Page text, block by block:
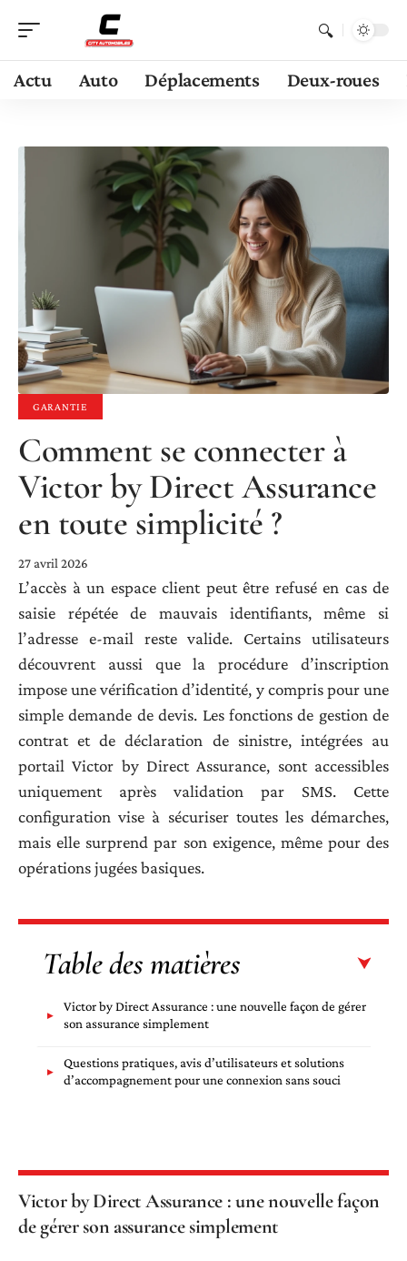
Actu Auto Déplacements Deux-roues
GARANTIE
Comment se connecter à
Victor by Direct Assurance
en toute simplicité ?
27 avril 2026
L’accès à un espace client peut être refusé en cas de
saisie répétée de mauvais identifiants, même si
l’adresse e-mail reste valide. Certains utilisateurs
découvrent aussi que la procédure d’inscription
impose une vérification d’identité, y compris pour une
simple demande de devis. Les fonctions de gestion de
contrat et de déclaration de sinistre, intégrées au
portail Victor by Direct Assurance, sont accessibles
uniquement après validation par SMS. Cette
configuration vise à sécuriser toutes les démarches,
mais elle surprend par son exigence, même pour des
opérations jugées basiques.
Table des matières
Victor by Direct Assurance : une nouvelle façon de gérer
son assurance simplement
Questions pratiques, avis d’utilisateurs et solutions
d’accompagnement pour une connexion sans souci
Victor by Direct Assurance : une nouvelle façon
de gérer son assurance simplement